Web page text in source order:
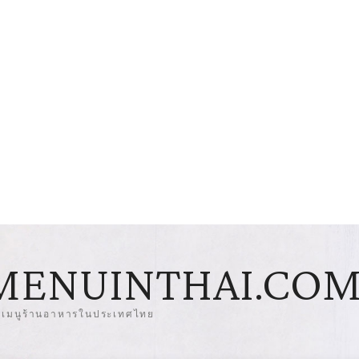
มนูร้านอาหารในประเทศไทย